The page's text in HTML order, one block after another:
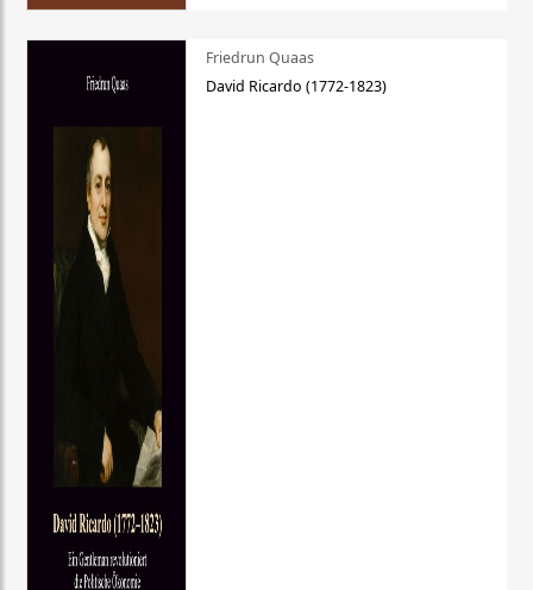
Friedrun Quaas
David Ricardo (1772-1823)